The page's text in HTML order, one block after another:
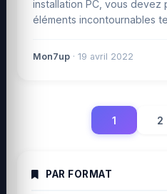
installation PC, vous
éléments incontournables
Mon7up · 19 avril 2022
1 2
PAR FORMAT